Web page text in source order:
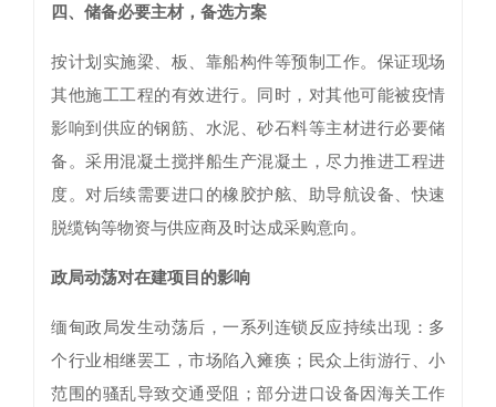
四、储备必要主材，备选方案
按计划实施梁、板、靠船构件等预制工作。保证现场
其他施工工程的有效进行。同时，对其他可能被疫情
影响到供应的钢筋、水泥、砂石料等主材进行必要储
备。采用混凝土搅拌船生产混凝土，尽力推进工程进
度。对后续需要进口的橡胶护舷、助导航设备、快速
脱缆钩等物资与供应商及时达成采购意向。
政局动荡对在建项目的影响
缅甸政局发生动荡后，一系列连锁反应持续出现：多
个行业相继罢工，市场陷入瘫痪；民众上街游行、小
范围的骚乱导致交通受阻；部分进口设备因海关工作